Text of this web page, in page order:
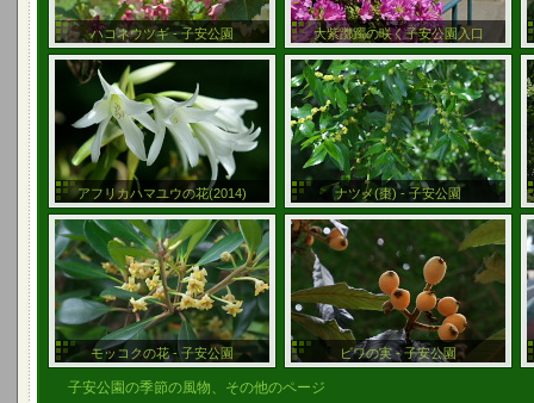
ハコネウツギ - 子安公園 大紫躑躅の咲く子安公園入口
アフリカハマユウの花(2014) ナツメ(棗) - 子安公園
モッコクの花 - 子安公園 ビワの実 - 子安公園
子安公園の季節の風物、その他のページ